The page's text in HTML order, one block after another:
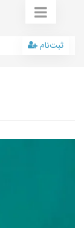
ثبت‌نام